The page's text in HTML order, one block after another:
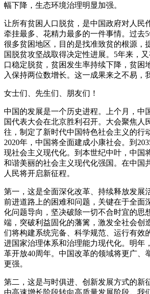
幅下降，生态环境治理明显加强。
让所有贫困人口脱贫，是中国政府对人民
牵挂最多、花精力最多的一件事情。过去
很多贫困地区，目的是找准致贫的根源，
国脱贫攻坚战取得决定性进展。5年来，又
口稳定脱贫，贫困发生率持续下降，贫困
入保持两位数增长。这一成果来之不易，
女士们、先生们、朋友们！
中国的发展是一个历史进程。上个月，中
国代表大会在北京胜利召开。大会聚焦人
往，制定了新时代中国特色社会主义的行
2020年，中国将全面建成小康社会。到
现社会主义现代化。到本世纪中叶，中国
和谐美丽的社会主义现代化强国。在中国
人民将开启新征程。
第一，这是全面深化改革、持续释放发展
前进道路上的困难和问题，关键在于全面
化问题导向，坚决破除一切不合时宜的思
端，突破利益固化的藩篱，激发全社会创
们将构建系统完备、科学规范、运行有效
进国家治理体系和治理能力现代化。明年
革开放40周年。中国改革的领域将更广、
更强。
第二，这是与时俱进、创新发展方式的新
由高速增长阶段转向高质量发展阶段。我